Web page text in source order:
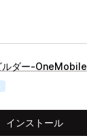
ルダー‑OneMobile
インストール